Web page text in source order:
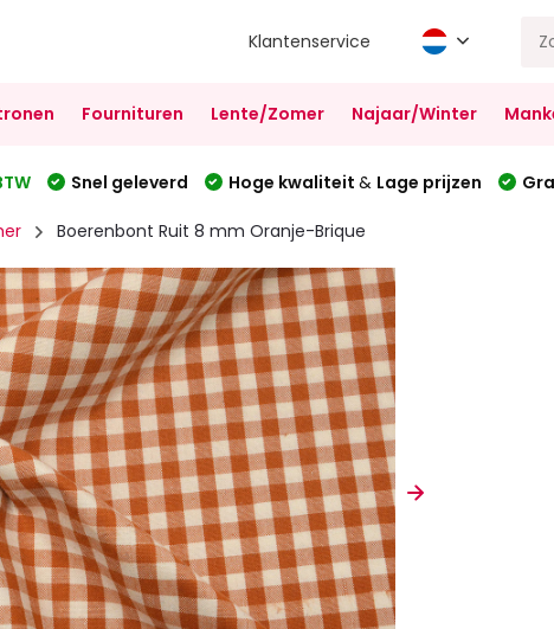
Klantenservice
Fournituren Lente/Zomer Najaar/Winter
Snel geleverd Hoge kwaliteit & Lage prijzen
Boerenbont Ruit 8 mm Oranje-Brique